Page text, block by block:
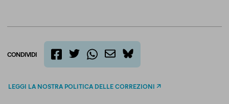
CONDIVIDI
bluesky
LEGGI LA NOSTRA POLITICA DELLE CORREZIONI